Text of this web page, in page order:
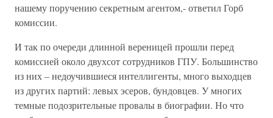
нашему поручению секретным агентом,- ответил Горб
комиссии.
И так по очереди длинной вереницей прошли перед
комиссией около двухсот сотрудников ГПУ. Большинство
из них – недоучившиеся интеллигенты, много выходцев
из других партий: левых эсеров, бундовцев. У многих
темные подозрительные провалы в биографии. Но что